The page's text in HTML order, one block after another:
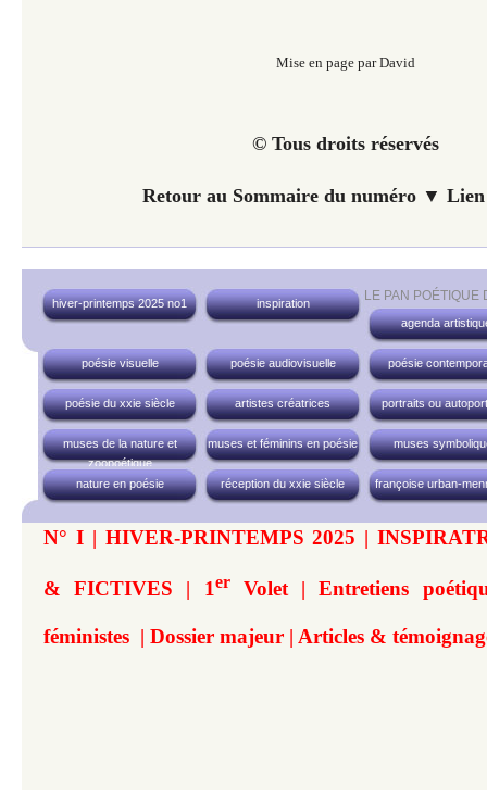
Mise en page par David
© Tous droits réservés
Retour au Sommaire du numéro ▼
LE PAN POÉTIQUE
hiver-printemps 2025 no1
inspiration
agenda
poésie visuelle poésie audiovisuelle poésie
poésie du xxie siècle artistes créatrices portraits ou
muses de la nature et
zoopoétique
muses et féminins en poésie muses
nature en poésie réception du xxie siècle françoise urban-
N° I | HIVER-PRINTEMPS 2025 |
& FICTIVES | 1erVolet | Entretiens
féministes | Dossier majeur | Articles &